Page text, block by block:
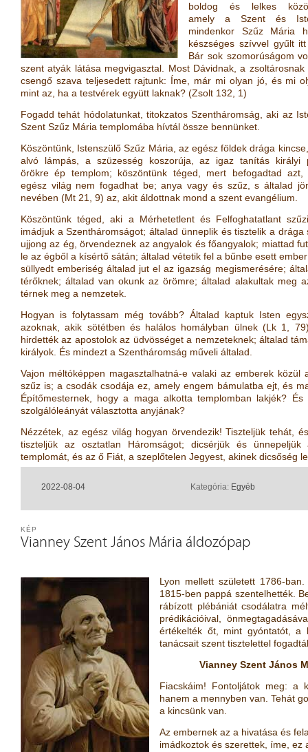
boldog és lelkes
amely a Szent és
mindenkor Szűz Mária
készséges szívvel gyűlt
Bár sok szomorúságom
szent atyák látása megvigasztal. Most Dávidnak, a zsoltárosnak
csengő szava teljesedett rajtunk: Íme, már mi olyan jó, és mi
mint az, ha a testvérek együtt laknak? (Zsolt 132, 1)
Fogadd tehát hódolatunkat, titokzatos Szentháromság, aki az
Szent Szűz Mária templomába hívtál össze bennünket.
Köszöntünk, Istenszülő Szűz Mária, az egész földek drága
alvó lámpás, a szüzesség koszorúja, az igaz tanítás királyi
örökre ép templom; köszöntünk téged, mert befogadtad
egész világ nem fogadhat be; anya vagy és szűz, s általad
nevében (Mt 21, 9) az, akit áldottnak mond a szent evangélium.
Köszöntünk téged, aki a Mérhetetlent és Felfoghatatlant
imádjuk a Szentháromságot; általad ünneplik és tisztelik a
ujjong az ég, örvendeznek az angyalok és főangyalok; miattad
le az égből a kísértő sátán; általad vétetik fel a bűnbe esett
süllyedt emberiség általad jut el az igazság megismerésére;
térőknek; általad van okunk az örömre; általad alakultak meg
térnek meg a nemzetek.
Hogyan is folytassam még tovább? Általad kaptuk Isten
azoknak, akik sötétben és halálos homályban ülnek (Lk 1, 79
hirdették az apostolok az üdvösséget a nemzeteknek; általad
királyok. És mindezt a Szentháromság műveli általad.
Vajon méltóképpen magasztalhatná-e valaki az emberek
szűz is; a csodák csodája ez, amely engem bámulatba ejt, és
Építőmesternek, hogy a maga alkotta templomban lakjék?
szolgálóleányát választotta anyjának?
Nézzétek, az egész világ hogyan örvendezik! Tiszteljük tehát,
tiszteljük az osztatlan Háromságot; dicsérjük és
templomát, és az ő Fiát, a szeplőtelen Jegyest, akinek dicsőség
2022-08-04 Kategória: Egyéb
Vianney Szent János Mária áldozópap
KÉP
Lyon mellett született 1786-
1815-ben pappá szentelhették.
rábízott plébániát csodálatra
prédikációival,
értékelték őt, mint gyóntatót, a
tanácsait szent tisztelettel
Vianney Szent János
Fiacskáim! Fontoljátok meg: a
hanem a mennyben van. Tehát
a kincsünk van.
Az embernek az a hivatása és
imádkoztok és szerettek, íme, ez